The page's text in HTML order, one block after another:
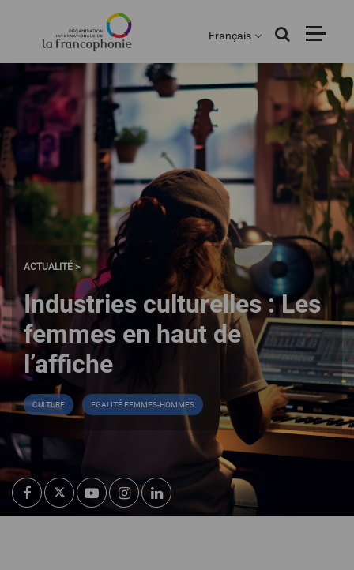
principal
Français
ACTUALITÉ >
Industries culturelles : Les
femmes en haut de
l’affiche
CULTURE EGALITÉ FEMMES-HOMMES